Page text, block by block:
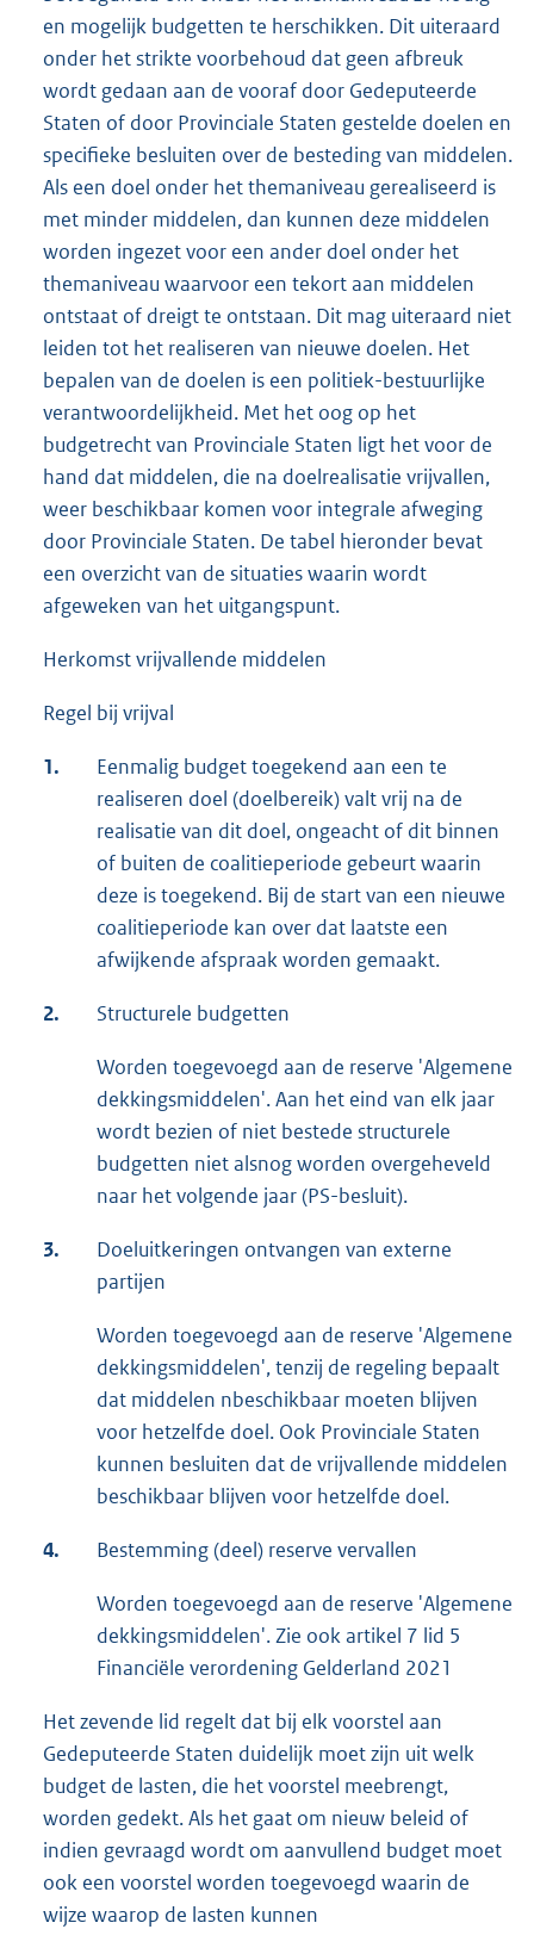
en mogelijk budgetten te herschikken. Dit uiteraard
onder het strikte voorbehoud dat geen afbreuk
wordt gedaan aan de vooraf door Gedeputeerde
Staten of door Provinciale Staten gestelde doelen en
specifieke besluiten over de besteding van middelen.
Als een doel onder het themaniveau gerealiseerd is
met minder middelen, dan kunnen deze middelen
worden ingezet voor een ander doel onder het
themaniveau waarvoor een tekort aan middelen
ontstaat of dreigt te ontstaan. Dit mag uiteraard niet
leiden tot het realiseren van nieuwe doelen. Het
bepalen van de doelen is een politiek-bestuurlijke
verantwoordelijkheid. Met het oog op het
budgetrecht van Provinciale Staten ligt het voor de
hand dat middelen, die na doelrealisatie vrijvallen,
weer beschikbaar komen voor integrale afweging
door Provinciale Staten. De tabel hieronder bevat
een overzicht van de situaties waarin wordt
afgeweken van het uitgangspunt.
Herkomst vrijvallende middelen
Regel bij vrijval
1.
Eenmalig budget toegekend aan een te
realiseren doel (doelbereik) valt vrij na de
realisatie van dit doel, ongeacht of dit binnen
of buiten de coalitieperiode gebeurt waarin
deze is toegekend. Bij de start van een nieuwe
coalitieperiode kan over dat laatste een
afwijkende afspraak worden gemaakt.
2. Structurele budgetten
Worden toegevoegd aan de reserve 'Algemene
dekkingsmiddelen'. Aan het eind van elk jaar
wordt bezien of niet bestede structurele
budgetten niet alsnog worden overgeheveld
naar het volgende jaar (PS-besluit).
3.
Doeluitkeringen ontvangen van externe
partijen
Worden toegevoegd aan de reserve 'Algemene
dekkingsmiddelen', tenzij de regeling bepaalt
dat middelen nbeschikbaar moeten blijven
voor hetzelfde doel. Ook Provinciale Staten
kunnen besluiten dat de vrijvallende middelen
beschikbaar blijven voor hetzelfde doel.
4. Bestemming (deel) reserve vervallen
Worden toegevoegd aan de reserve 'Algemene
dekkingsmiddelen'. Zie ook artikel 7 lid 5
Financiële verordening Gelderland 2021
Het zevende lid regelt dat bij elk voorstel aan
Gedeputeerde Staten duidelijk moet zijn uit welk
budget de lasten, die het voorstel meebrengt,
worden gedekt. Als het gaat om nieuw beleid of
indien gevraagd wordt om aanvullend budget moet
ook een voorstel worden toegevoegd waarin de
wijze waarop de lasten kunnen